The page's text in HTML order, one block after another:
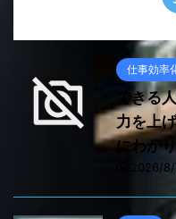
仕事効率
できる
力を上
にわか
2026/